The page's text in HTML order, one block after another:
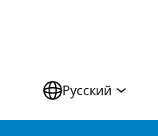
Русский